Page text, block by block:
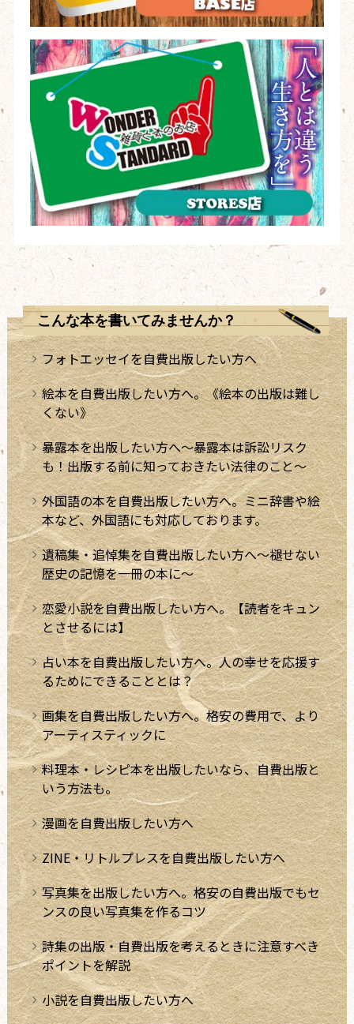
こんな本を書いてみませんか？
フォトエッセイを自費出版したい方へ
絵本を自費出版したい方へ。《絵本の出版は難し
くない》
暴露本を出版したい方へ～暴露本は訴訟リスク
も！出版する前に知っておきたい法律のこと～
外国語の本を自費出版したい方へ。ミニ辞書や絵
本など、外国語にも対応しております。
遺稿集・追悼集を自費出版したい方へ～褪せない
歴史の記憶を一冊の本に～
恋愛小説を自費出版したい方へ。【読者をキュン
とさせるには】
占い本を自費出版したい方へ。人の幸せを応援す
るためにできることとは？
画集を自費出版したい方へ。格安の費用で、より
アーティスティックに
料理本・レシピ本を出版したいなら、自費出版と
いう方法も。
漫画を自費出版したい方へ
ZINE・リトルプレスを自費出版したい方へ
写真集を出版したい方へ。格安の自費出版でもセ
ンスの良い写真集を作るコツ
詩集の出版・自費出版を考えるときに注意すべき
ポイントを解説
小説を自費出版したい方へ